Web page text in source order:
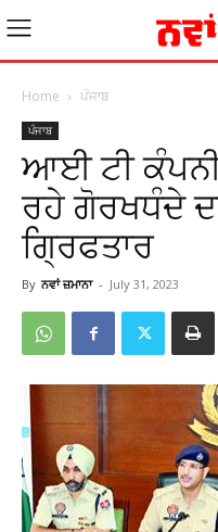
Home ਪੰਜਾਬ
ਪੰਜਾਬ
ਆਈ ਟੀ
ਰਹੇ ਗੋਰਖਧੰਦੇ
ਗਿ੍ਰਫਤਾਰ
By ਨਵਾਂ ਜ਼ਮਾਨਾ - July 31, 2023